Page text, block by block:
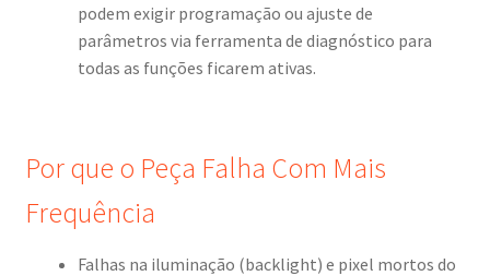
podem exigir programação ou ajuste de
parâmetros via ferramenta de diagnóstico para
todas as funções ficarem ativas.
Por que o Peça Falha Com Mais
Frequência
Falhas na iluminação (backlight) e pixel mortos do